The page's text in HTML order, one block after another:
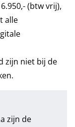
(btw vrij),
alle
zijn niet bij de
zijn de